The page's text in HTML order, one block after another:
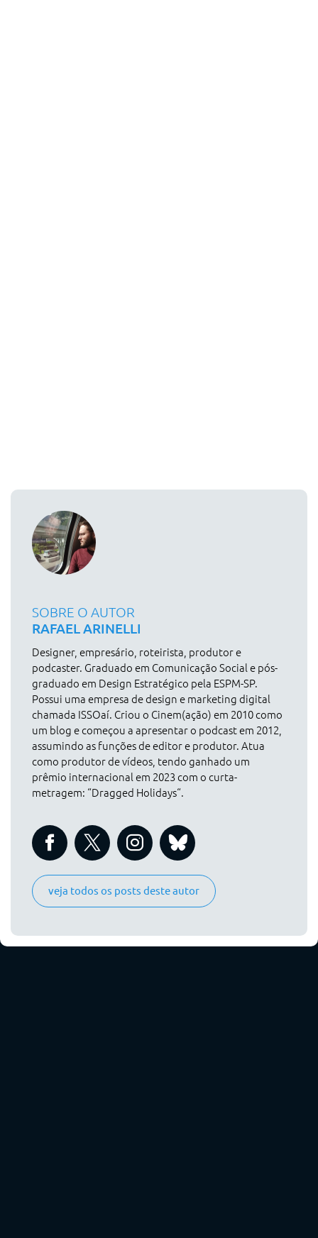
SOBRE O AUTOR
RAFAEL ARINELLI
Designer, empresário, roteirista, produtor e
podcaster. Graduado em Comunicação Social e pós-
graduado em Design Estratégico pela ESPM-SP.
Possui uma empresa de design e marketing digital
chamada ISSOaí. Criou o Cinem(ação) em 2010 como
um blog e começou a apresentar o podcast em 2012,
assumindo as funções de editor e produtor. Atua
como produtor de vídeos, tendo ganhado um
prêmio internacional em 2023 com o curta-
metragem: “Dragged Holidays“.
veja todos os posts deste autor